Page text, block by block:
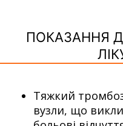
ПОКАЗАННЯ
Тяжкий
вузли, що